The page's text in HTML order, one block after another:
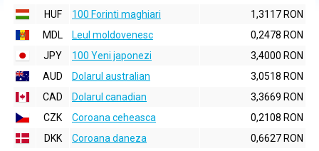
HUF
100 Forinti maghiari
1,3117 RON
MDL
Leul moldovenesc
0,2478 RON
JPY
100 Yeni japonezi
3,4000 RON
AUD
Dolarul australian
3,0518 RON
CAD
Dolarul canadian
3,3669 RON
CZK
Coroana ceheasca
0,2108 RON
DKK
Coroana daneza
0,6627 RON